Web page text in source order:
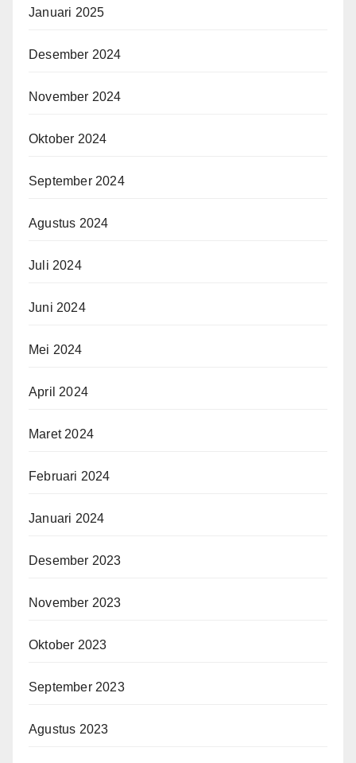
Januari 2025
Desember 2024
November 2024
Oktober 2024
September 2024
Agustus 2024
Juli 2024
Juni 2024
Mei 2024
April 2024
Maret 2024
Februari 2024
Januari 2024
Desember 2023
November 2023
Oktober 2023
September 2023
Agustus 2023